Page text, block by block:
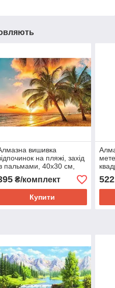
вишивка
на пляжі, захід
пальмами, 40х30 см,
₴/комплект
Купити
522